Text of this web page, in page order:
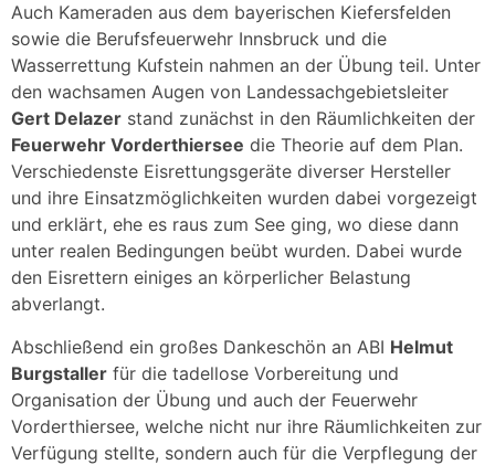
Auch Kameraden aus dem bayerischen Kiefersfelden
sowie die Berufsfeuerwehr Innsbruck und die
Wasserrettung Kufstein nahmen an der Übung teil. Unter
den wachsamen Augen von Landessachgebietsleiter
Gert Delazer stand zunächst in den Räumlichkeiten der
Feuerwehr Vorderthiersee die Theorie auf dem Plan.
Verschiedenste Eisrettungsgeräte diverser Hersteller
und ihre Einsatzmöglichkeiten wurden dabei vorgezeigt
und erklärt, ehe es raus zum See ging, wo diese dann
unter realen Bedingungen beübt wurden. Dabei wurde
den Eisrettern einiges an körperlicher Belastung
abverlangt.
Abschließend ein großes Dankeschön an ABI Helmut
Burgstaller für die tadellose Vorbereitung und
Organisation der Übung und auch der Feuerwehr
Vorderthiersee, welche nicht nur ihre Räumlichkeiten zur
Verfügung stellte, sondern auch für die Verpflegung der